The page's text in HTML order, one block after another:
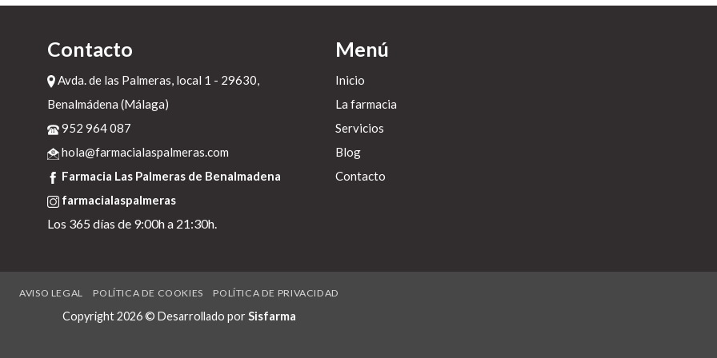
Contacto
Avda. de las Palmeras, local 1 - 29630,
Benalmádena (Málaga)
952 964 087
hola@farmacialaspalmeras.com
Farmacia Las Palmeras de Benalmadena
farmacialaspalmeras
Los 365 días de 9:00h a 21:30h.
Menú
Inicio
La farmacia
Servicios
Blog
Contacto
AVISO LEGAL POLÍTICA DE COOKIES POLÍTICA DE PRIVACIDAD
Copyright 2026 © Desarrollado por Sisfarma